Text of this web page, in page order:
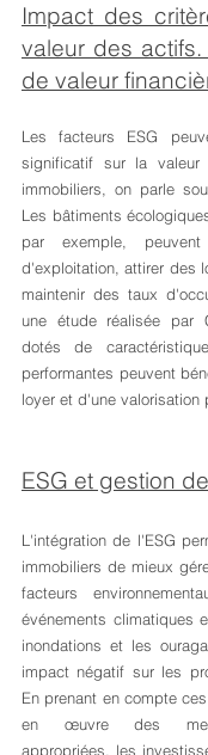
Impact des
valeur des actifs.
de valeur
Les facteurs ESG
significatif sur la valeur
immobiliers, on parle
Les bâtiments
par exemple,
d'exploitation, attirer des
maintenir des taux
une étude réalisée par
dotés de
performantes peuvent
loyer et d'une valorisation
ESG et gestion
L'intégration de l'ESG
immobiliers de mieux
facteurs
événements climatiques
inondations et les
impact négatif sur les
En prenant en compte
en œuvre des
appropriées, les